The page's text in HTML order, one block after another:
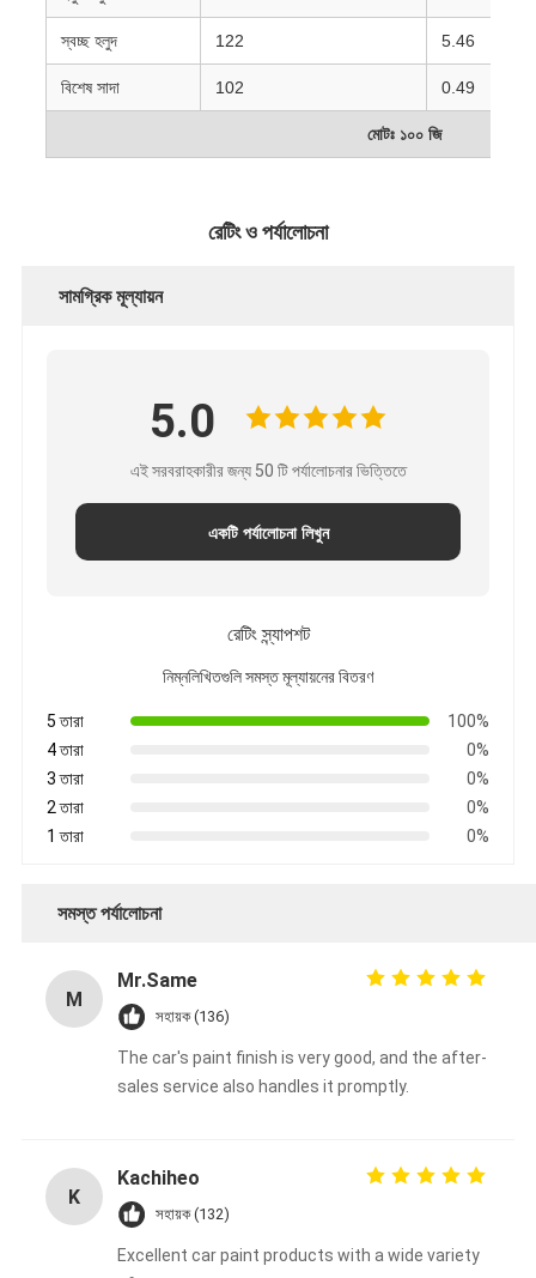
স্বচ্ছ হলুদ 122 5.46
বিশেষ সাদা 102 0.49
মোটঃ ১০০ জি
রেটিং ও পর্যালোচনা
সামগ্রিক মূল্যায়ন
5.0
এই সরবরাহকারীর জন্য 50 টি পর্যালোচনার ভিত্তিতে
একটি পর্যালোচনা লিখুন
রেটিং স্ন্যাপশট
নিম্নলিখিতগুলি সমস্ত মূল্যায়নের বিতরণ
5 তারা
100%
4 তারা
0%
3 তারা
0%
2 তারা
0%
1 তারা
0%
সমস্ত পর্যালোচনা
M
Mr.Same
সহায়ক (136)
The car's paint finish is very good, and the after-
sales service also handles it promptly.
K
Kachiheo
সহায়ক (132)
Excellent car paint products with a wide variety